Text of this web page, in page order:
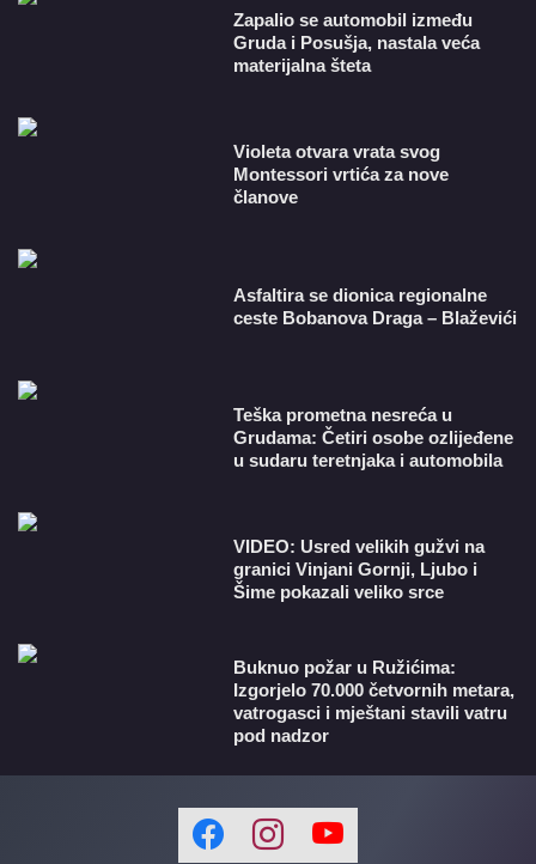
Zapalio se automobil između
Gruda i Posušja, nastala veća
materijalna šteta
Violeta otvara vrata svog
Montessori vrtića za nove
članove
Asfaltira se dionica regionalne
ceste Bobanova Draga – Blaževići
Teška prometna nesreća u
Grudama: Četiri osobe ozlijeđene
u sudaru teretnjaka i automobila
VIDEO: Usred velikih gužvi na
granici Vinjani Gornji, Ljubo i
Šime pokazali veliko srce
Buknuo požar u Ružićima:
Izgorjelo 70.000 četvornih metara,
vatrogasci i mještani stavili vatru
pod nadzor